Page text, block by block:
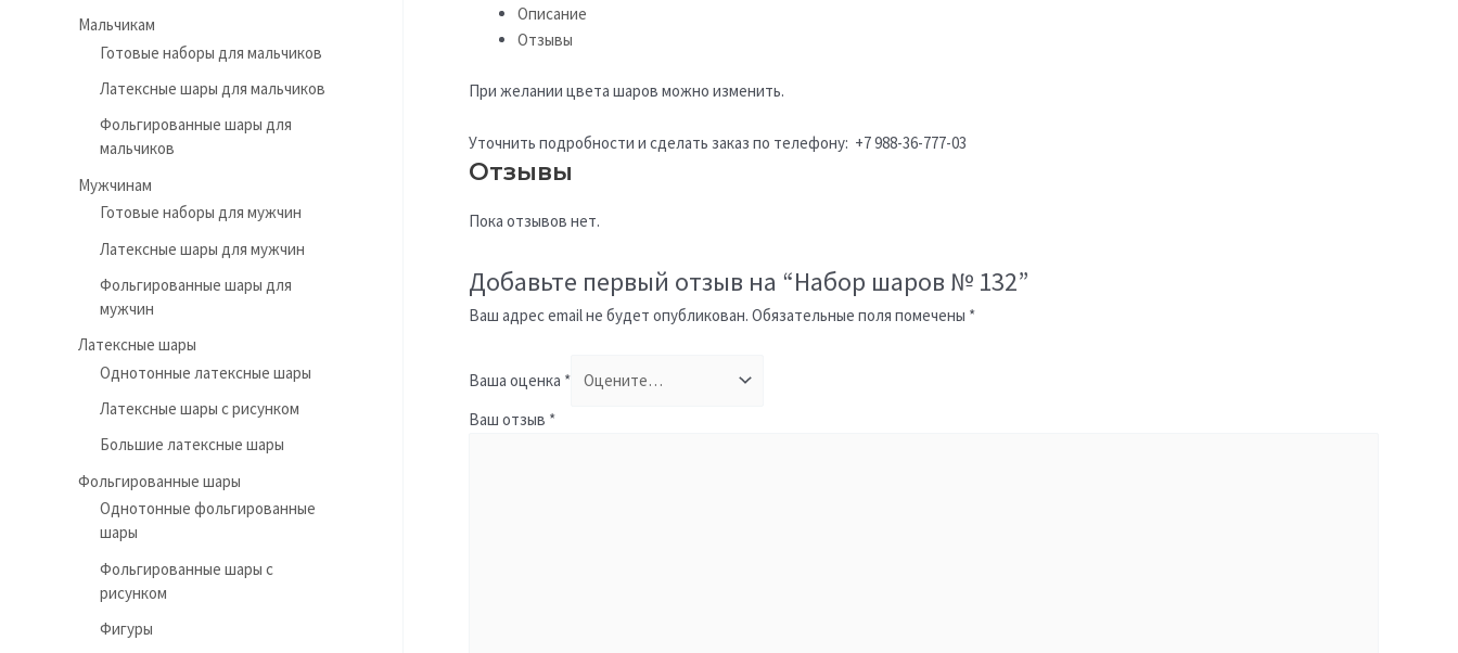
Мальчикам
Готовые наборы для мальчиков
Латексные шары для мальчиков
Фольгированные шары для
мальчиков
Мужчинам
Готовые наборы для мужчин
Латексные шары для мужчин
Фольгированные шары для
мужчин
Латексные шары
Однотонные латексные шары
Латексные шары с рисунком
Большие латексные шары
Фольгированные шары
Однотонные фольгированные
шары
Фольгированные шары с
рисунком
Фигуры
Описание
Отзывы
При желании цвета шаров можно изменить.
Уточнить подробности и сделать заказ по телефону: +7 988-36-777-03
Отзывы
Пока отзывов нет.
Добавьте первый отзыв на “Набор шаров № 132”
Ваш адрес email не будет опубликован. Обязательные поля помечены *
Ваша оценка *
Ваш отзыв *